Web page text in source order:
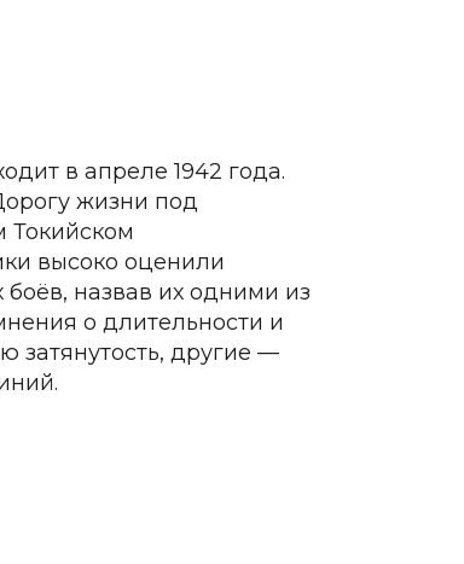
в апреле 1942 года.
жизни под
Токийском
высоко оценили
назвав их одними из
о длительности и
затянутость, другие —